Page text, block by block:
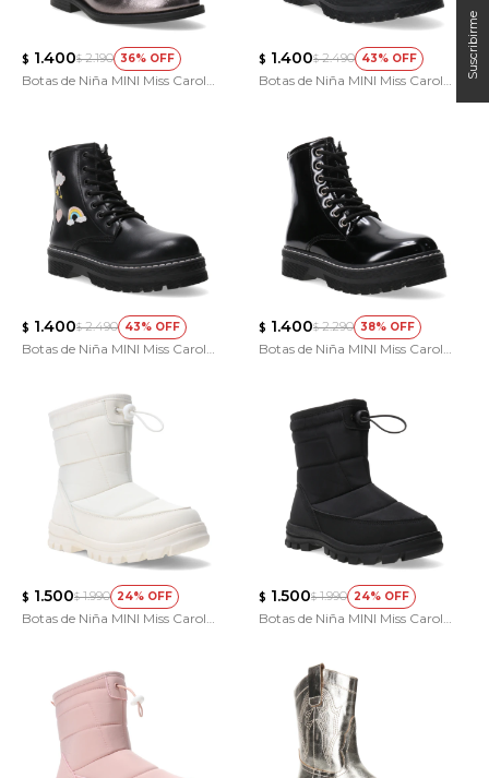
$ 1.400$ 2.190 36
Botas de Niña MINI Miss Carol
$ 1.400$ 2.490 43
Botas de Niña MINI Miss Carol
$ 1.400$ 2.490 43
Botas de Niña MINI Miss Carol
$ 1.400$ 2.290 38
Botas de Niña MINI Miss Carol
$ 1.500$ 1.990 24
Botas de Niña MINI Miss Carol
$ 1.500$ 1.990 24
Botas de Niña MINI Miss Carol